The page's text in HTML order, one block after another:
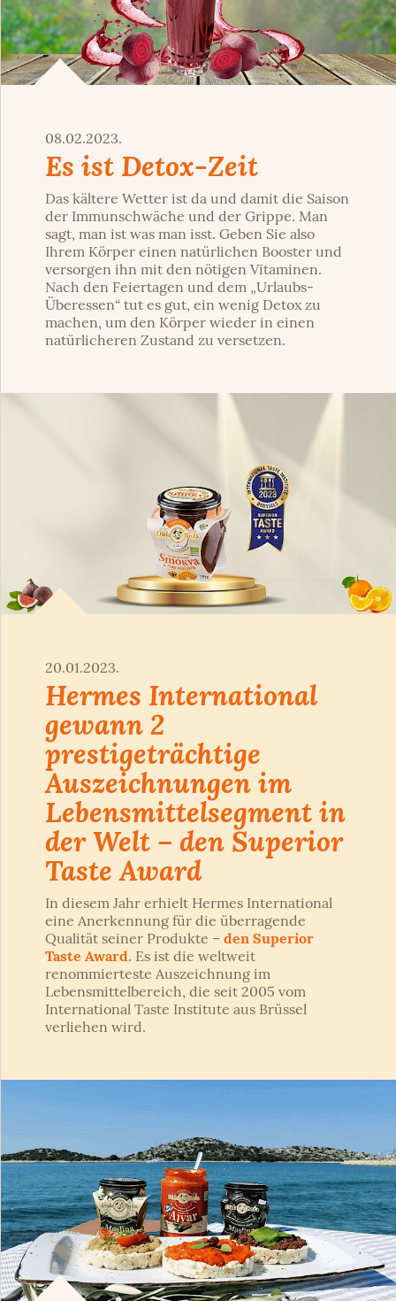
08.02.2023.
Es ist Detox-Zeit
Das kältere Wetter ist da und damit die Saison
der Immunschwäche und der Grippe. Man
sagt, man ist was man isst. Geben Sie also
Ihrem Körper einen natürlichen Booster und
versorgen ihn mit den nötigen Vitaminen.
Nach den Feiertagen und dem „Urlaubs-
Überessen“ tut es gut, ein wenig Detox zu
machen, um den Körper wieder in einen
natürlicheren Zustand zu versetzen.
20.01.2023.
Hermes International
gewann 2
prestigeträchtige
Auszeichnungen im
Lebensmittelsegment in
der Welt – den Superior
Taste Award
In diesem Jahr erhielt Hermes International
eine Anerkennung für die überragende
Qualität seiner Produkte – den Superior
Taste Award. Es ist die weltweit
renommierteste Auszeichnung im
Lebensmittelbereich, die seit 2005 vom
International Taste Institute aus Brüssel
verliehen wird.